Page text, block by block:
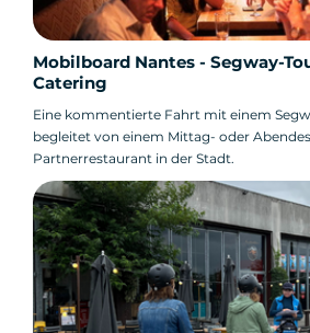
Mobilboard Nantes - Segway-
Catering
Eine kommentierte Fahrt mit einem
begleitet von einem Mittag- oder
Partnerrestaurant in der Stadt.